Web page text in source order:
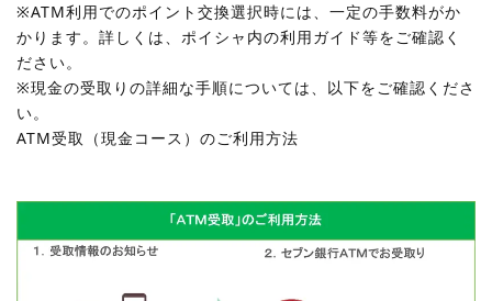
※ATM利用でのポイント交換選択時には、一定の手数料がか
かります。詳しくは、ポイシャ内の利用ガイド等をご確認く
ださい。
※現金の受取りの詳細な手順については、以下をご確認くださ
い。
ATM受取（現金コース）のご利用方法